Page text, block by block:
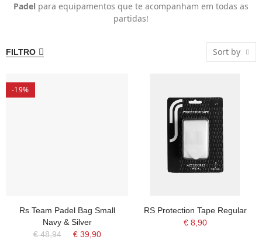
Padel para equipamentos que te acompanham em todas as
partidas!
FILTRO Sort by
-19%
Rs Team Padel Bag Small
Navy & Silver
€ 48,94
€ 39,90
RS Protection Tape Regular
€ 8,90